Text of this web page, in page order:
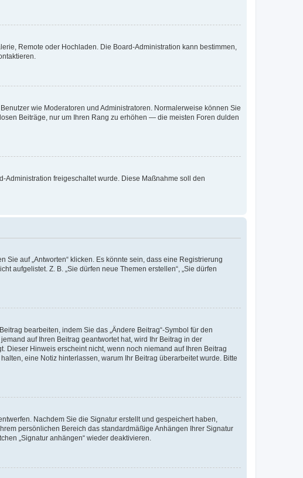
Remote oder Hochladen. Die Board-Administration kann bestimmen,
wie Moderatoren und Administratoren. Normalerweise können Sie
Beiträge, nur um Ihren Rang zu erhöhen — die meisten Foren dulden
Administration freigeschaltet wurde. Diese Maßnahme soll den
Sie auf „Antworten“ klicken. Es könnte sein, dass eine Registrierung
aufgelistet. Z. B. „Sie dürfen neue Themen erstellen“, „Sie dürfen
bearbeiten, indem Sie das „Ändere Beitrag“-Symbol für den
auf Ihren Beitrag geantwortet hat, wird Ihr Beitrag in der
Dieser Hinweis erscheint nicht, wenn noch niemand auf Ihren Beitrag
eine Notiz hinterlassen, warum Ihr Beitrag überarbeitet wurde. Bitte
Nachdem Sie die Signatur erstellt und gespeichert haben,
persönlichen Bereich das standardmäßige Anhängen Ihrer Signatur
„Signatur anhängen“ wieder deaktivieren.